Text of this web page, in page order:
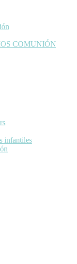
COMUNIÓN
infantiles